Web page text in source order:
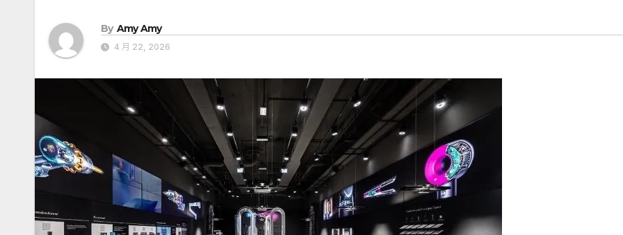
By Amy Amy
4 月 22, 2026